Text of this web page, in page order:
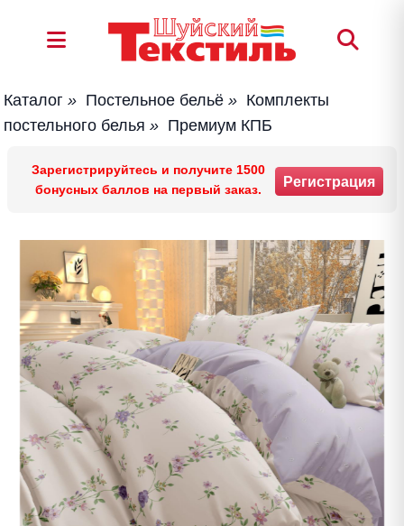
Каталог » Постельное бельё » Комплекты
постельного белья » Премиум КПБ
Зарегистрируйтесь и получите 1500
бонусных баллов на первый заказ.
Регистрация